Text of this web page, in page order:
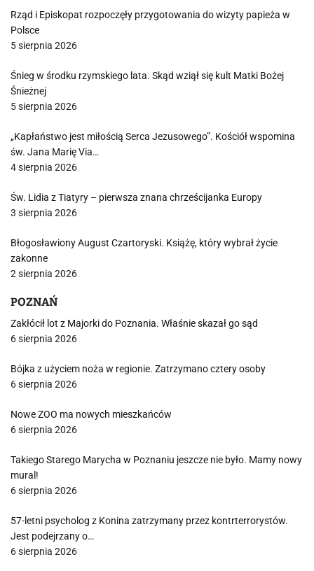
Rząd i Episkopat rozpoczęły przygotowania do wizyty papieża w
Polsce
5 sierpnia 2026
Śnieg w środku rzymskiego lata. Skąd wziął się kult Matki Bożej
Śnieżnej
5 sierpnia 2026
„Kapłaństwo jest miłością Serca Jezusowego”. Kościół wspomina
św. Jana Marię Via…
4 sierpnia 2026
Św. Lidia z Tiatyry – pierwsza znana chrześcijanka Europy
3 sierpnia 2026
Błogosławiony August Czartoryski. Książę, który wybrał życie
zakonne
2 sierpnia 2026
POZNAŃ
Zakłócił lot z Majorki do Poznania. Właśnie skazał go sąd
6 sierpnia 2026
Bójka z użyciem noża w regionie. Zatrzymano cztery osoby
6 sierpnia 2026
Nowe ZOO ma nowych mieszkańców
6 sierpnia 2026
Takiego Starego Marycha w Poznaniu jeszcze nie było. Mamy nowy
mural!
6 sierpnia 2026
57-letni psycholog z Konina zatrzymany przez kontrterrorystów.
Jest podejrzany o…
6 sierpnia 2026